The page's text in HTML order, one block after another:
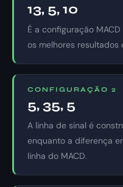
13, 5, 10
É a configuração
os melhores resultados
CONFIGURAÇÃO 2
5, 35, 5
A linha de sinal é
enquanto a diferença
linha do MACD.